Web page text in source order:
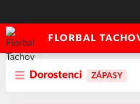
FLORBAL
Dorostenci ZÁPASY